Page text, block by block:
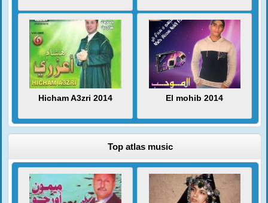
Hicham A3zri 2014 El mohib 2014
Top atlas music